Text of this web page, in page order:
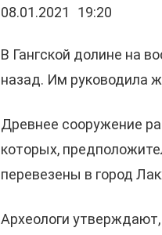
08.01.2021 19:20
В Гангской долине на
назад. Им руководила
Древнее сооружение
которых,
перевезены в город
Археологи